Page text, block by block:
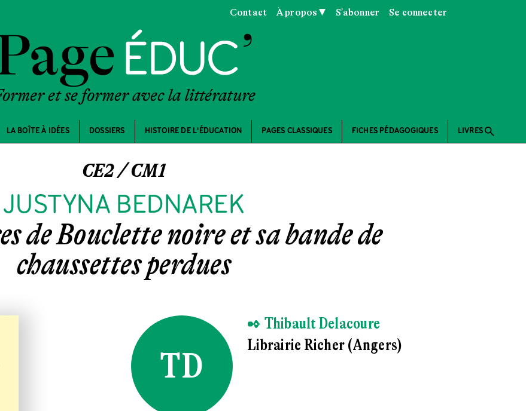
et se former avec la littérature
Contact À propos ▼ S'abonner Se connecter
LA BOÎTE À IDÉES DOSSIERS HISTOIRE DE L'ÉDUCATION PAGES CLASSIQUES FICHES PÉDAGOGIQUES LIVRES search
CE2 / CM1
JUSTYNA BEDNAREK
de Bouclette noire et sa bande de
chaussettes perdues
TD
✒ Thibault Delacoure
Librairie Richer (Angers)